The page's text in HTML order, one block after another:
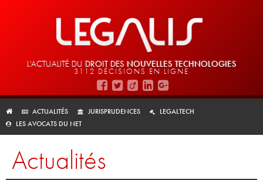
L'ACTUALITÉ DU DROIT DES NOUVELLES TECHNOLOGIES
3112 DÉCISIONS EN LIGNE
ACTUALITÉS JURISPRUDENCES
LEGALTECH
LES AVOCATS DU NET
Actualités